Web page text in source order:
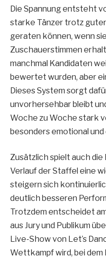
Die Spannung entsteht
starke Tänzer trotz
geraten können, wenn
Zuschauerstimmen
manchmal Kandidaten
bewertet wurden, aber
Dieses System sorgt
unvorhersehbar bleibt
Woche zu Woche stark
besonders emotional und
Zusätzlich spielt auch
Verlauf der Staffel eine
steigern sich
deutlich besseren
Trotzdem entscheidet
aus Jury und Publikum
Live-Show von Let’s
Wettkampf wird, bei